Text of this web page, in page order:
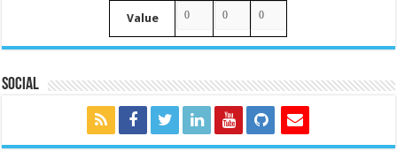
Value
Social